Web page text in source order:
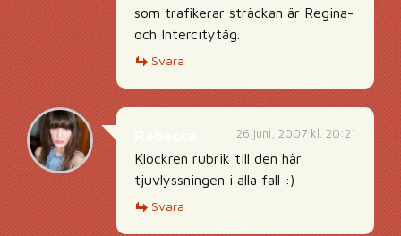
som trafikerar sträckan är Regina-
och Intercitytåg.
Svara
26 juni, 2007 kl. 20:21
Klockren rubrik till den här
tjuvlyssningen i alla fall :)
Svara